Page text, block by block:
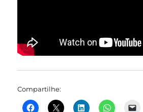
Compartilhe: